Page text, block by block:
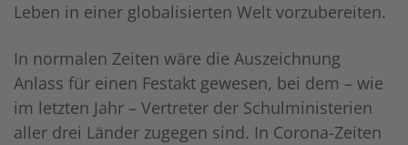
Leben in einer globalisierten Welt vorzubereiten.
In normalen Zeiten wäre die Auszeichnung
Anlass für einen Festakt gewesen, bei dem – wie
im letzten Jahr – Vertreter der Schulministerien
aller drei Länder zugegen sind. In Corona-Zeiten